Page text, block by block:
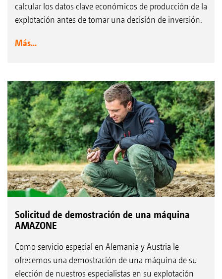
calcular los datos clave económicos de producción de la
explotación antes de tomar una decisión de inversión.
Más...
Solicitud de demostración de una máquina
AMAZONE
Como servicio especial en Alemania y Austria le
ofrecemos una demostración de una máquina de su
elección de nuestros especialistas en su explotación